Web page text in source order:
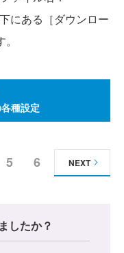
にある［ダウンロー
種設定
5 6 NEXT
したか？